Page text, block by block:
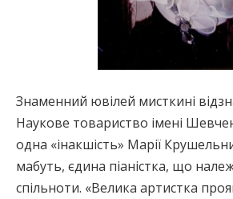
Знаменний ювілей мисткині
Наукове товариство імені
одна «інакшість» Марії
мабуть, єдина піаністка, що
спільноти. «Велика артистка